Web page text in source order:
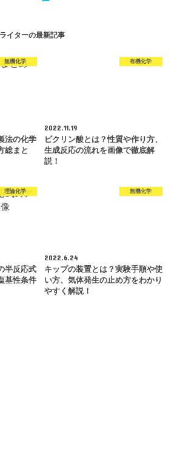
イターの最新記事
無機化学
法の化学
総まと
有機化学
2022.11.19
ピクリン酸とは？性質や作り方、
生成反応の流れを画像で徹底解
説！
理論化学
半反応式
基性条件
無機化学
2022.6.24
キップの装置とは？実験手順や使
い方、気体発生の止め方をわかり
やすく解説！